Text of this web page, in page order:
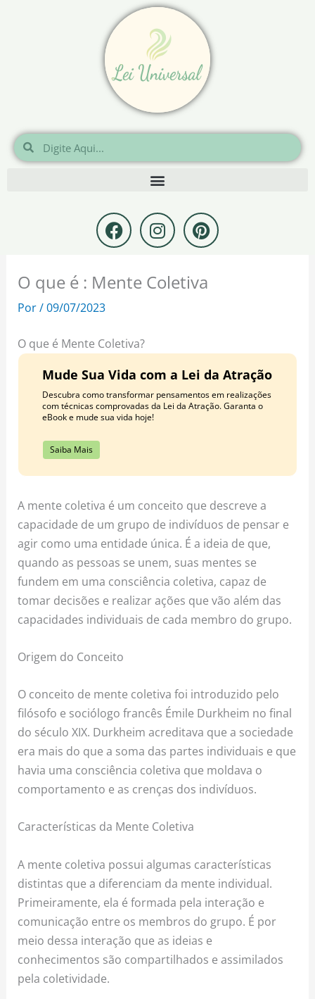
Pesquisar
Pesquisar
F
a
c
e
b
k
I
n
s
t
a
m
P
i
n
t
e
t
O que é : Mente Coletiva
Por/09/07/2023
O que é Mente Coletiva?
Mude Sua Vida com a Lei da Atração
Descubra como transformar pensamentos em realizações
com técnicas comprovadas da Lei da Atração. Garanta o
eBook e mude sua vida hoje!
Saiba Mais
A mente coletiva é um conceito que descreve a
capacidade de um grupo de indivíduos de pensar e
agir como uma entidade única. É a ideia de que,
quando as pessoas se unem, suas mentes se
fundem em uma consciência coletiva, capaz de
tomar decisões e realizar ações que vão além das
capacidades individuais de cada membro do grupo.
Origem do Conceito
O conceito de mente coletiva foi introduzido pelo
filósofo e sociólogo francês Émile Durkheim no final
do século XIX. Durkheim acreditava que a sociedade
era mais do que a soma das partes individuais e que
havia uma consciência coletiva que moldava o
comportamento e as crenças dos indivíduos.
Características da Mente Coletiva
A mente coletiva possui algumas características
distintas que a diferenciam da mente individual.
Primeiramente, ela é formada pela interação e
comunicação entre os membros do grupo. É por
meio dessa interação que as ideias e
conhecimentos são compartilhados e assimilados
pela coletividade.